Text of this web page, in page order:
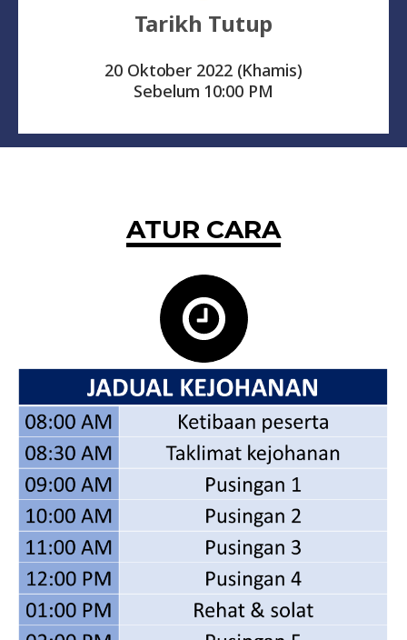
Tarikh Tutup
20 Oktober 2022 (Khamis)
Sebelum 10:00 PM
ATUR CARA